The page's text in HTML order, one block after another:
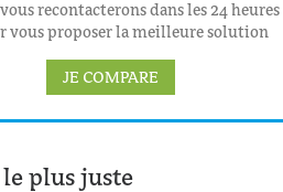
recontacterons dans les 24 heures
vous proposer la meilleure solution
JE COMPARE
plus juste